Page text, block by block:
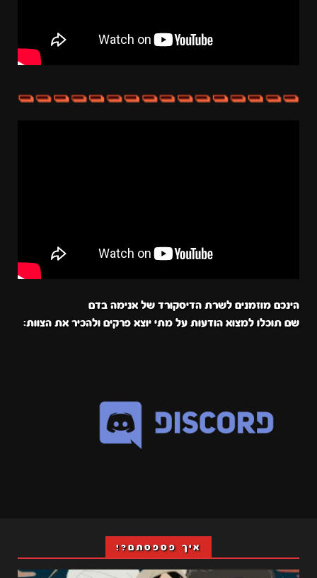
הינכם מוזמנים לשרת הדיסקורד של אנימה בדם
שם תוכלו למצוא הודעות על מתי יוצא פרקים ולהכיר את הצוות:
איך פספסתם?!